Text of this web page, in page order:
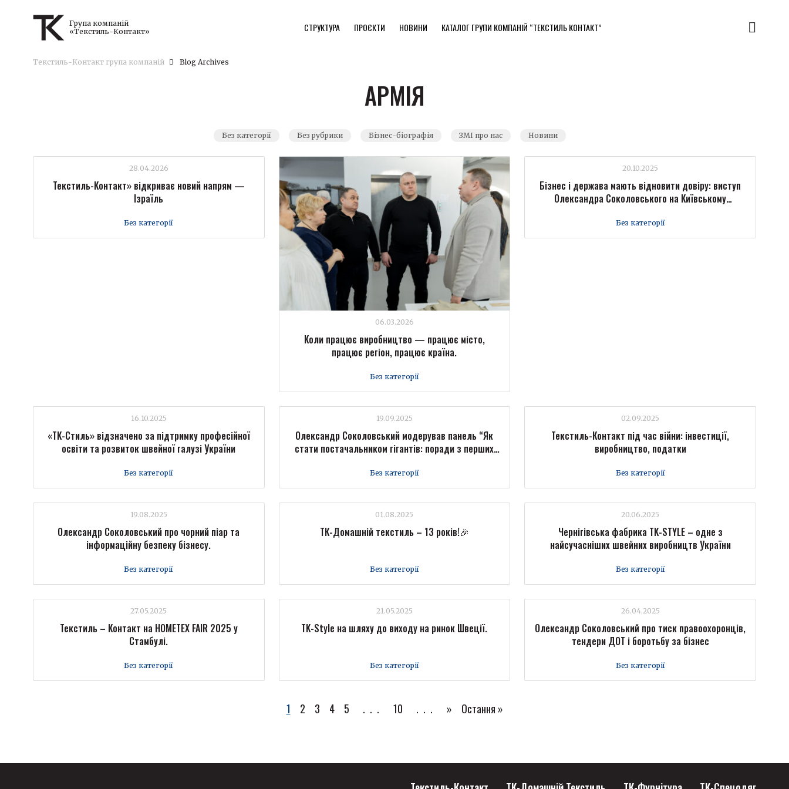
Група компаній
«Текстиль-Контакт»
СТРУКТУРА ПРОЄКТИ НОВИНИ КАТАЛОГ ГРУПИ КОМПАНІЙ “ТЕКСТИЛЬ КОНТАКТ”
Текстиль-Контакт група компаній Blog Archives
АРМІЯ
Без категорії Без рубрики Бізнес-біографія ЗМІ про нас Новини
28.04.2026
Текстиль-Контакт» відкриває новий напрям —
Ізраїль
Без категорії
06.03.2026
Коли працює виробництво — працює місто,
працює регіон, працює країна.
Без категорії
20.10.2025
Бізнес і держава мають відновити довіру: виступ
Олександра Соколовського на Київському
Без категорії
16.10.2025
«ТК-Стиль» відзначено за підтримку професійної
освіти та розвиток швейної галузі України
Без категорії
19.09.2025
Олександр Соколовський модерував панель “Як
стати постачальником гігантів: поради з перших
Без категорії
02.09.2025
Текстиль-Контакт під час війни: інвестиції,
виробництво, податки
Без категорії
19.08.2025
Олександр Соколовський про чорний піар та
інформаційну безпеку бізнесу.
Без категорії
01.08.2025
ТК-Домашній текстиль – 13 років!🎉
Без категорії
20.06.2025
Чернігівська фабрика TK-STYLE – одне з
найсучасніших швейних виробництв України
Без категорії
27.05.2025
Текстиль – Контакт на HOMETEX FAIR 2025 у
Стамбулі.
Без категорії
21.05.2025
TK-Style на шляху до виходу на ринок Швеції.
Без категорії
26.04.2025
Олександр Соколовський про тиск правоохоронців,
тендери ДОТ і боротьбу за бізнес
Без категорії
1 2 3 4 5 ... 10 ... » Остання »